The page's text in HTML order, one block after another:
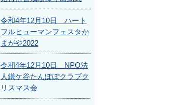
令和4年12月10日 ハート
フルヒューマンフェスタか
まがや2022
令和4年12月10日 NPO法
人鎌ケ谷たんぽぽクラブク
リスマス会